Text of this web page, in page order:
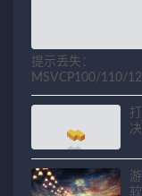
提示丢失：
MSVCP100/110/
关问题解决方法